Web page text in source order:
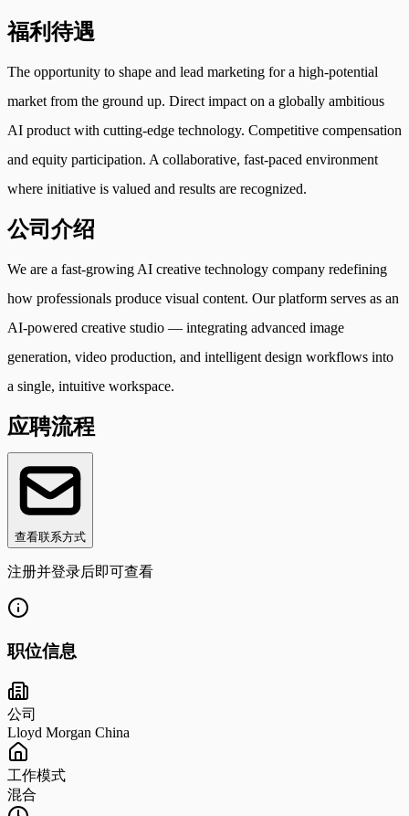
福利待遇
The opportunity to shape and lead marketing for a high-potential
market from the ground up. Direct impact on a globally ambitious
AI product with cutting-edge technology. Competitive compensation
and equity participation. A collaborative, fast-paced environment
where initiative is valued and results are recognized.
公司介绍
We are a fast-growing AI creative technology company redefining
how professionals produce visual content. Our platform serves as an
AI-powered creative studio — integrating advanced image
generation, video production, and intelligent design workflows into
a single, intuitive workspace.
应聘流程
查看联系方式
注册并登录后即可查看
职位信息
公司
Lloyd Morgan China
工作模式
混合